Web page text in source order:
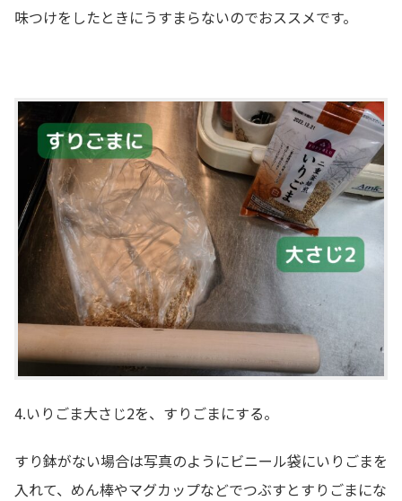
味つけをしたときにうすまらないのでおススメです。
4.いりごま大さじ2を、すりごまにする。
すり鉢がない場合は写真のようにビニール袋にいりごまを
入れて、めん棒やマグカップなどでつぶすとすりごまにな